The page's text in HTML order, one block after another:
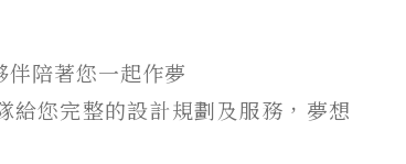
陪著您一起作夢
給您完整的設計規劃及服務，夢想